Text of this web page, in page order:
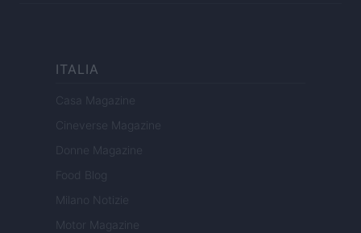
ITALIA
Casa Magazine
Cineverse Magazine
Donne Magazine
Food Blog
Milano Notizie
Motor Magazine